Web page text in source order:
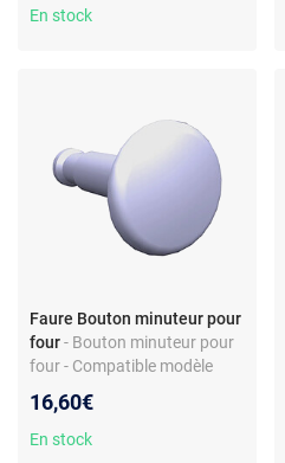
Accessoire d’origine
En stock
Faure Bouton minuteur pour
four- Bouton minuteur pour
four - Compatible modèle
- Coloris blanc
16,60€
En stock